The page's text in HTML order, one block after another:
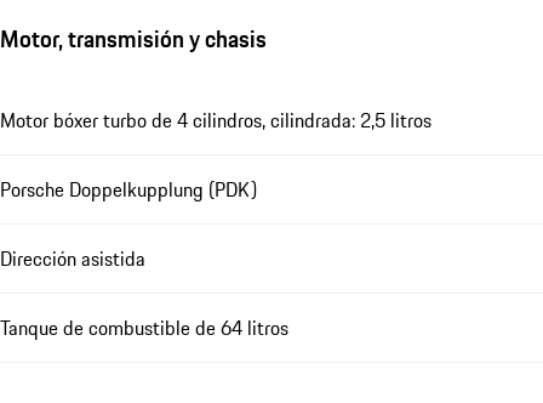
Motor, transmisión y chasis
Motor bóxer turbo de 4 cilindros, cilindrada: 2,5 litros
Porsche Doppelkupplung (PDK)
Dirección asistida
Tanque de combustible de 64 litros